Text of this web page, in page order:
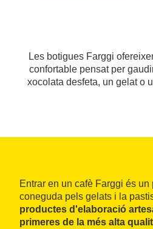
Les botigues Farggi
confortable pensat per
xocolata desfeta, un gelat o
Entrar en un cafè Farggi és un
coneguda pels gelats i la
productes d'elaboració
primeres de la més alta